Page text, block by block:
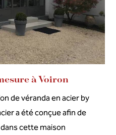
à Voiron
de véranda en acier by
a été conçue afin de
cette maison